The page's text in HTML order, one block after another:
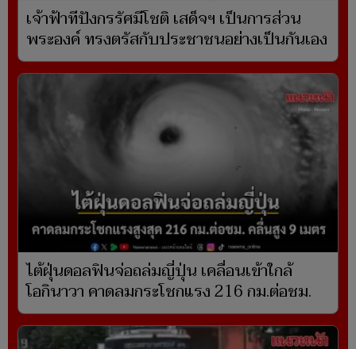
เจ้าฟ้าทีปังกรรัศมีโชติ เสด็จฯ เป็นการส่วน
พระองค์ ทรงตรัสกับประชาชนอย่างเป็นกันเอง
ไต้ฝุ่นดอลฟินจ่อถล่มญี่ปุ่น เคลื่อนเข้าใกล้
โอกินาวา คาดลมกระโชกแรง 216 กม.ต่อชม.